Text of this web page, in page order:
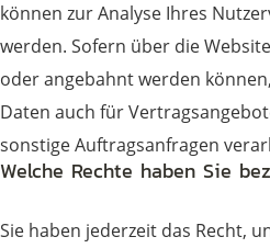
können zur Analyse Ihres
werden. Sofern über die
oder angebahnt werden
Daten auch für
sonstige Auftragsanfragen
Welche Rechte haben Sie
Sie haben jederzeit das Recht,